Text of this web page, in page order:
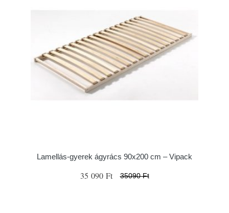
Lamellás-gyerek ágyrács 90x200 cm – Vipack
35 090 Ft 35090 Ft